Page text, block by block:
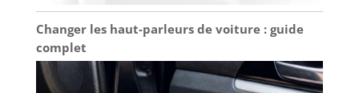
Changer les haut-parleurs de voiture : guide
complet